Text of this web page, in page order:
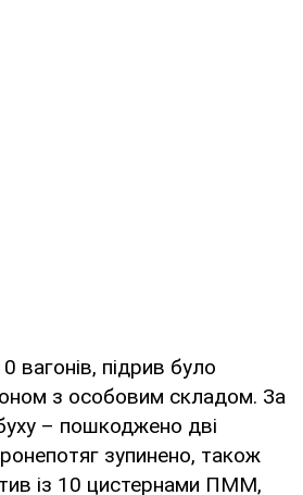
вагонів, підрив було
з особовим складом. За
– пошкоджено дві
зупинено, також
із 10 цистернами ПММ,